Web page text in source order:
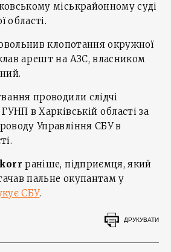
міськрайонному суді
області.
клопотання окружної
арешт на АЗС, власником
проводили слідчі
в Харківській області за
Управління СБУ в
раніше, підприємця, який
пальне окупантам у
СБУ.
ДРУКУВАТИ